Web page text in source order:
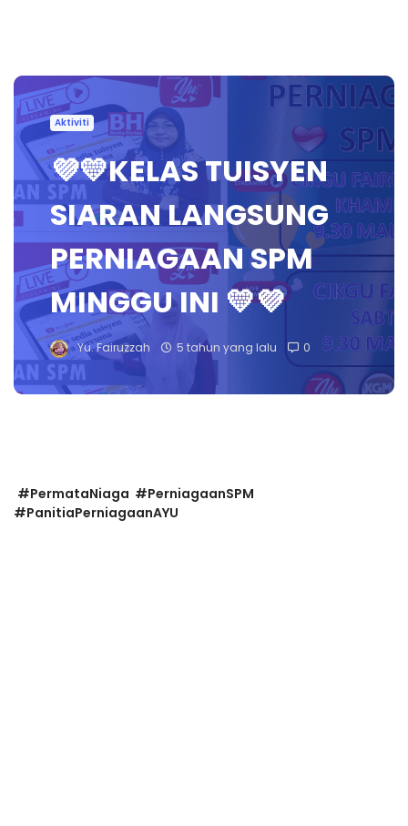
Aktiviti
💜💛KELAS TUISYEN
SIARAN LANGSUNG
PERNIAGAAN SPM
MINGGU INI 💛💜
Yu. Fairuzzah 5 tahun yang lalu 0
#PermataNiaga #PerniagaanSPM
#PanitiaPerniagaanAYU